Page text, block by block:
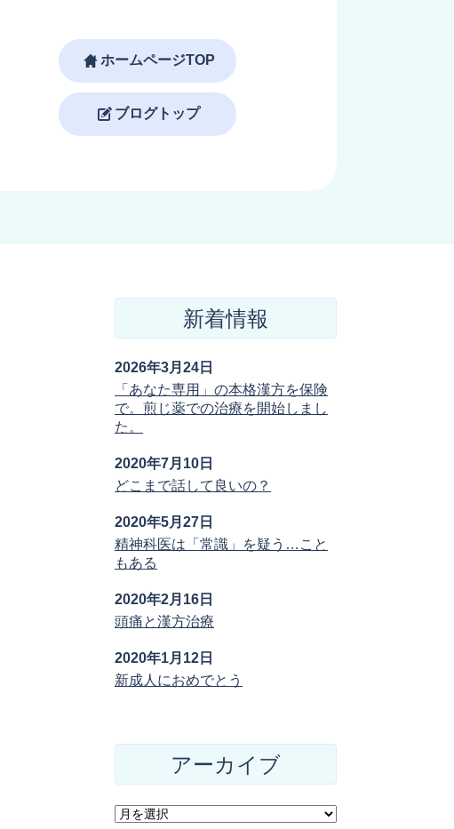
ホームページTOP
ブログトップ
新着情報
「あなた専用」の本格漢方を保険
で。煎じ薬での治療を開始しまし
た。
2026年3月24日
どこまで話して良いの？
2020年7月10日
精神科医は「常識」を疑う…こと
もある
2020年5月27日
頭痛と漢方治療
2020年2月16日
新成人におめでとう
2020年1月12日
アーカイブ